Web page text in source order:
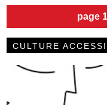
page
CULTURE